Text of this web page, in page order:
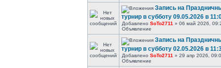
Запись на
турнир в субботу 09.05.2026 в
Добавлено SoTo2711 » 06 май 2026,
Объявление
Запись на
турнир в субботу 02.05.2026 в
Добавлено SoTo2711 » 29 апр 2026,
Объявление